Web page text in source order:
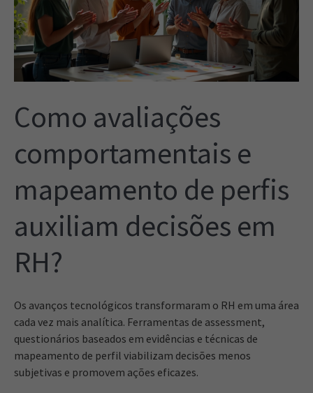
Como avaliações
comportamentais e
mapeamento de perfis
auxiliam decisões em
RH?
Os avanços tecnológicos transformaram o RH em uma área
cada vez mais analítica. Ferramentas de assessment,
questionários baseados em evidências e técnicas de
mapeamento de perfil viabilizam decisões menos
subjetivas e promovem ações eficazes.